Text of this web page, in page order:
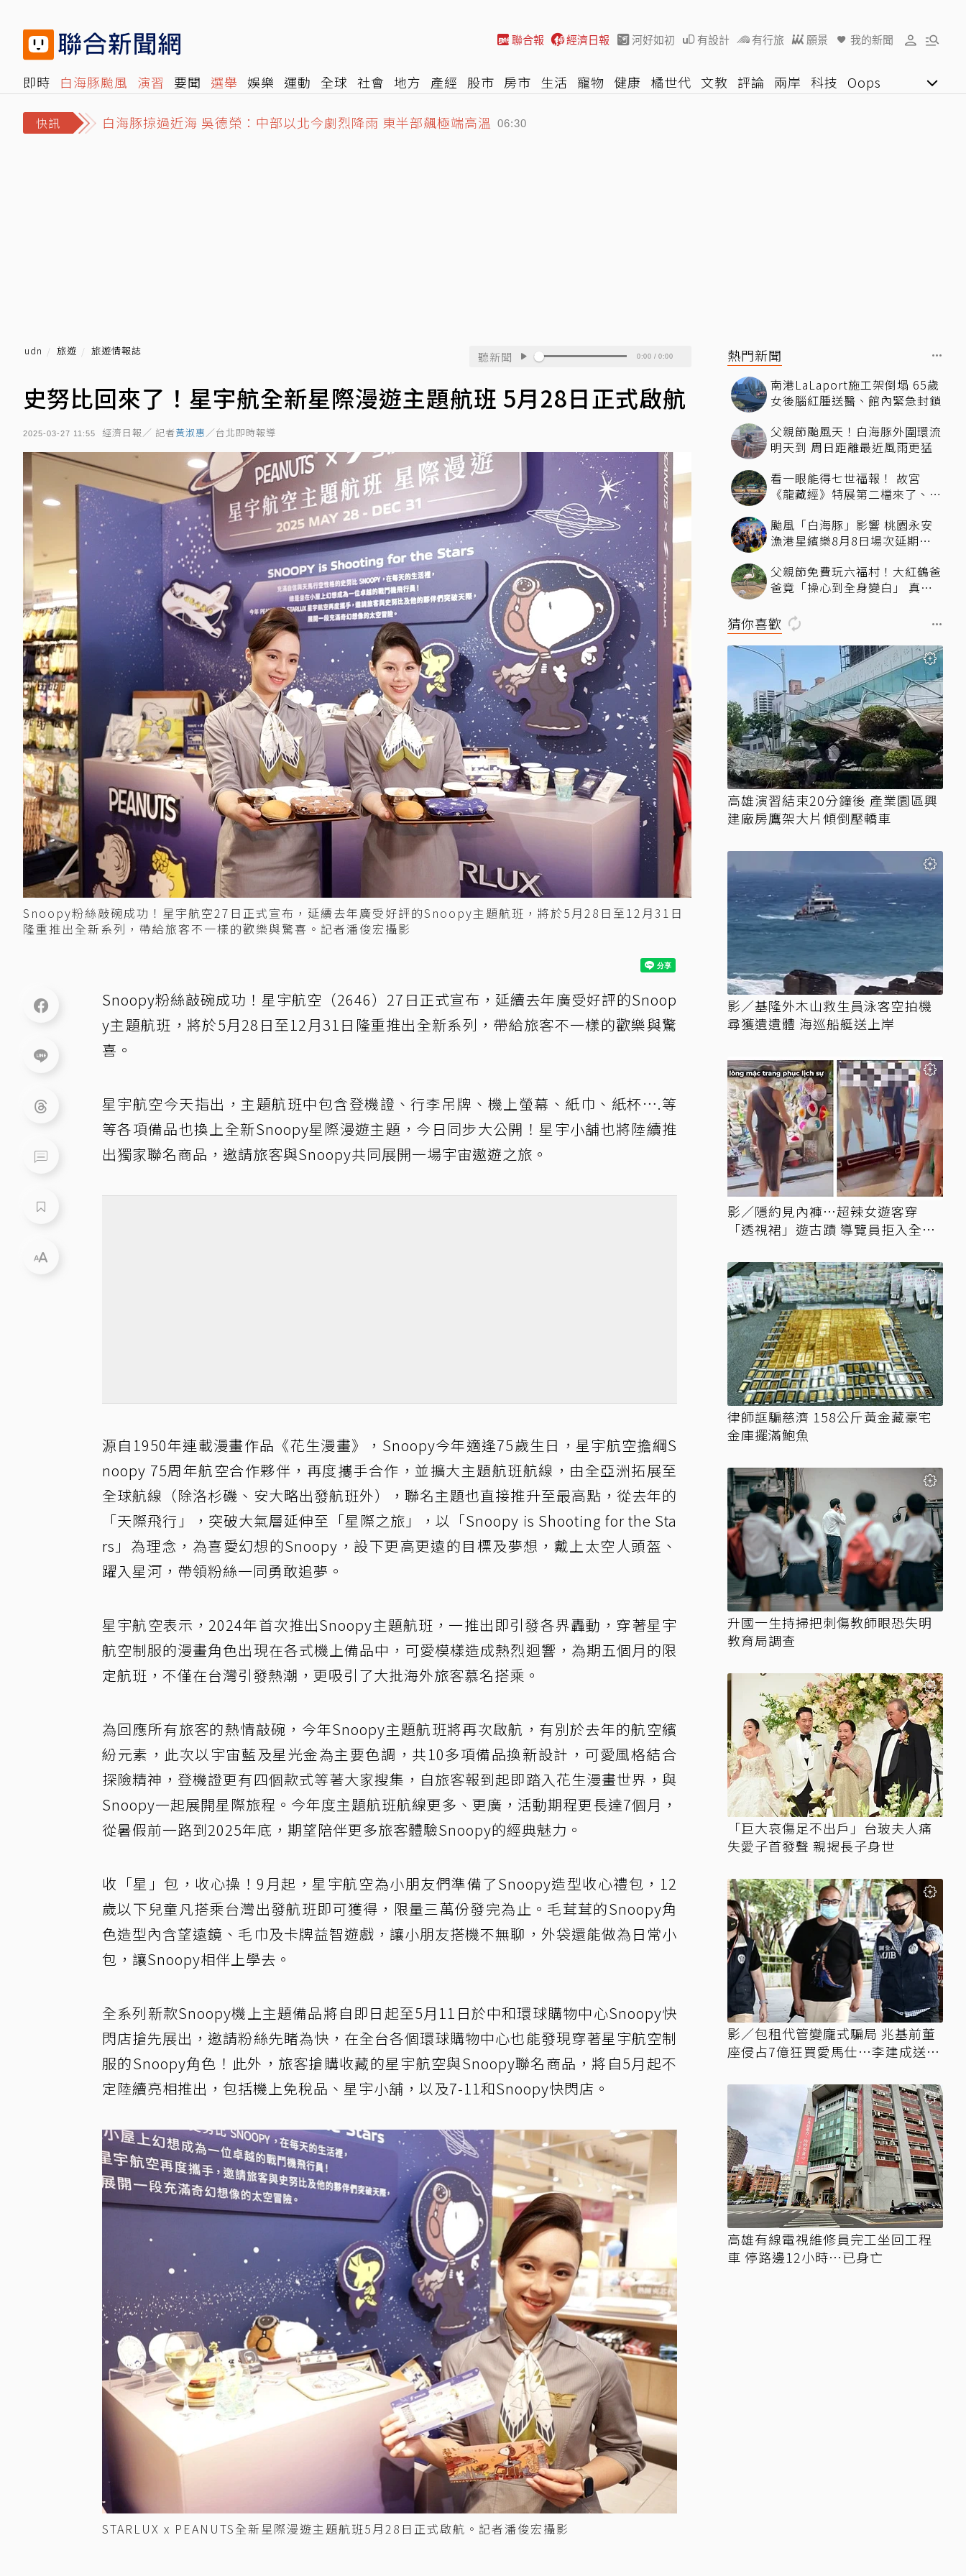
聯合報 經濟日報 河好如初 有設計 有行旅 願景 我的新聞
即時 白海豚颱風 演習 要聞 選舉 娛樂 運動 全球 社會 地方 產經 股市 房市 生活 寵物 健康 橘世代 文教 評論 兩岸 科技 Oops
快訊
白海豚掠過近海 吳德榮：中部以北今劇烈降雨 東半部飆極端高溫
情緒失控…國中特教新生折斷掃把 刺傷女師眼 00:00
udn 旅遊 旅遊情報誌 聽新聞 0:00 / 0:00
史努比回來了！星宇航全新星際漫遊主題航班 5月28日正式啟航
2025-03-27 11:55 經濟日報／ 記者黃淑惠／台北即時報導
Snoopy粉絲敲碗成功！星宇航空27日正式宣布，延續去年廣受好評的Snoopy主題航班，將於5月28日至12月31日
隆重推出全新系列，帶給旅客不一樣的歡樂與驚喜。記者潘俊宏攝影
Snoopy粉絲敲碗成功！星宇航空（2646）27日正式宣布，延續去年廣受好評的Snoop
y主題航班，將於5月28日至12月31日隆重推出全新系列，帶給旅客不一樣的歡樂與驚
喜。
星宇航空今天指出，主題航班中包含登機證、行李吊牌、機上螢幕、紙巾、紙杯….等
等各項備品也換上全新Snoopy星際漫遊主題，今日同步大公開！星宇小舖也將陸續推
出獨家聯名商品，邀請旅客與Snoopy共同展開一場宇宙遨遊之旅。
源自1950年連載漫畫作品《花生漫畫》，Snoopy今年適逢75歲生日，星宇航空擔綱S
noopy 75周年航空合作夥伴，再度攜手合作，並擴大主題航班航線，由全亞洲拓展至
全球航線（除洛杉磯、安大略出發航班外），聯名主題也直接推升至最高點，從去年的
「天際飛行」，突破大氣層延伸至「星際之旅」，以「Snoopy is Shooting for the Sta
rs」為理念，為喜愛幻想的Snoopy，設下更高更遠的目標及夢想，戴上太空人頭盔、
躍入星河，帶領粉絲一同勇敢追夢。
星宇航空表示，2024年首次推出Snoopy主題航班，一推出即引發各界轟動，穿著星宇
航空制服的漫畫角色出現在各式機上備品中，可愛模樣造成熱烈迴響，為期五個月的限
定航班，不僅在台灣引發熱潮，更吸引了大批海外旅客慕名搭乘。
為回應所有旅客的熱情敲碗，今年Snoopy主題航班將再次啟航，有別於去年的航空繽
紛元素，此次以宇宙藍及星光金為主要色調，共10多項備品換新設計，可愛風格結合
探險精神，登機證更有四個款式等著大家搜集，自旅客報到起即踏入花生漫畫世界，與
Snoopy一起展開星際旅程。今年度主題航班航線更多、更廣，活動期程更長達7個月，
從暑假前一路到2025年底，期望陪伴更多旅客體驗Snoopy的經典魅力。
收「星」包，收心操！9月起，星宇航空為小朋友們準備了Snoopy造型收心禮包，12
歲以下兒童凡搭乘台灣出發航班即可獲得，限量三萬份發完為止。毛茸茸的Snoopy角
色造型內含望遠鏡、毛巾及卡牌益智遊戲，讓小朋友搭機不無聊，外袋還能做為日常小
包，讓Snoopy相伴上學去。
全系列新款Snoopy機上主題備品將自即日起至5月11日於中和環球購物中心Snoopy快
閃店搶先展出，邀請粉絲先睹為快，在全台各個環球購物中心也能發現穿著星宇航空制
服的Snoopy角色！此外，旅客搶購收藏的星宇航空與Snoopy聯名商品，將自5月起不
定陸續亮相推出，包括機上免稅品、星宇小舖，以及7-11和Snoopy快閃店。
STARLUX x PEANUTS全新星際漫遊主題航班5月28日正式啟航。記者潘俊宏攝影
熱門新聞
南港LaLaport施工架倒塌 65歲
女後腦紅腫送醫、館內緊急封鎖
父親節颱風天！白海豚外圍環流
明天到 周日距離最近風雨更猛
看一眼能得七世福報！ 故宮
《龍藏經》特展第二檔來了、文
驚：貧窮限制想像
颱風「白海豚」影響 桃園永安
漁港星繽樂8月8日場次延期一
父親節免費玩六福村！大紅鶴爸
爸竟「操心到全身變白」 真相
猜你喜歡
高雄演習結束20分鐘後 產業園區興
建廠房鷹架大片傾倒壓轎車
影／基隆外木山救生員泳客空拍機
尋獲遺遺體 海巡船艇送上岸
影／隱約見內褲…超辣女遊客穿
「透視裙」遊古蹟 導覽員拒入全網
律師誆騙慈濟 158公斤黃金藏豪宅
金庫擺滿鮑魚
升國一生持掃把刺傷教師眼恐失明
教育局調查
「巨大哀傷足不出戶」台玻夫人痛
失愛子首發聲 親揭長子身世
影／包租代管變龐式騙局 兆基前董
座侵占7億狂買愛馬仕…李建成送北
高雄有線電視維修員完工坐回工程
車 停路邊12小時…已身亡